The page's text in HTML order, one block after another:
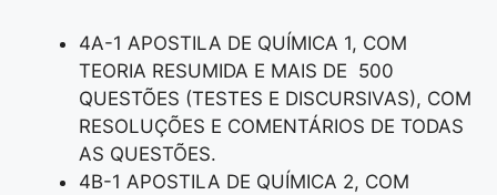
4A-1 APOSTILA DE QUÍMICA 1, COM
TEORIA RESUMIDA E MAIS DE 500
QUESTÕES (TESTES E DISCURSIVAS), COM
RESOLUÇÕES E COMENTÁRIOS DE TODAS
AS QUESTÕES.
4B-1 APOSTILA DE QUÍMICA 2, COM